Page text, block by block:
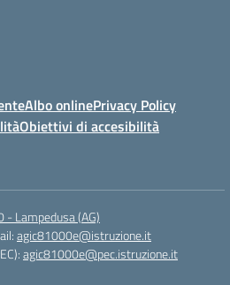
Albo onlinePrivacy Policy
Obiettivi di accesibilità
- Lampedusa (AG)
agic81000e@istruzione.it
agic81000e@pec.istruzione.it